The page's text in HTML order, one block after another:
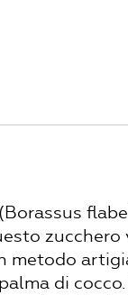
metodo
di cocco.